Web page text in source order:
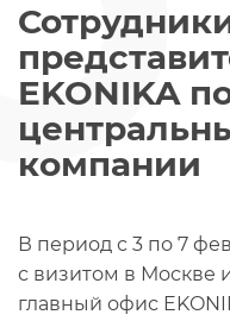
EKONIKA
компании
В период с 3 по 7
с визитом в Москве
главный офис